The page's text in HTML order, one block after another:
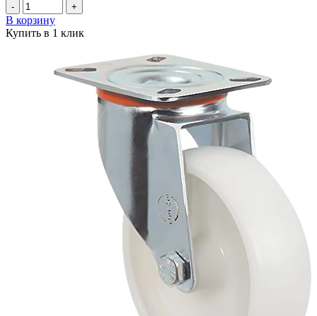
- +
В корзину
Купить в 1 клик